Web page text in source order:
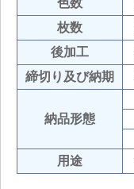
色数
枚数
後加工
締切り及び納期
納品形態
用途